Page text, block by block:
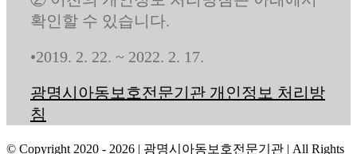
확인할 수 있습니다.
•2019. 2. 22. ~ 2022. 2. 17.
광명시아동보호전문기관 개인정보 처리방
침
© Copyright 2020 - 2026 | 광명시아동보호전문기관 | All Rights